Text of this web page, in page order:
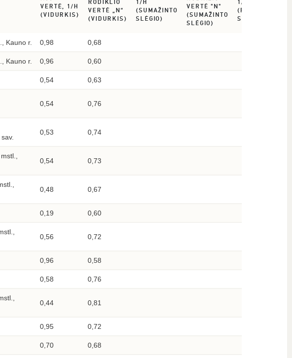
VERTĖ, 1/H
(VIDURKIS)
RODIKLIO
VERTĖ „N“
(VIDURKIS)
1/H
(SUMAŽINTO
SLĖGIO)
VERTĖ "N"
(SUMAŽINTO
SLĖGIO)
1/H
(PADIDINTO
SLĖGIO)
Kauno r. 0,98 0,68
Kauno r. 0,96 0,60
0,54 0,63
0,54 0,76
0,53 0,74
0,54 0,73
0,48 0,67
0,19 0,60
0,56 0,72
0,96 0,58
0,58 0,76
0,44 0,81
0,95 0,72
0,70 0,68